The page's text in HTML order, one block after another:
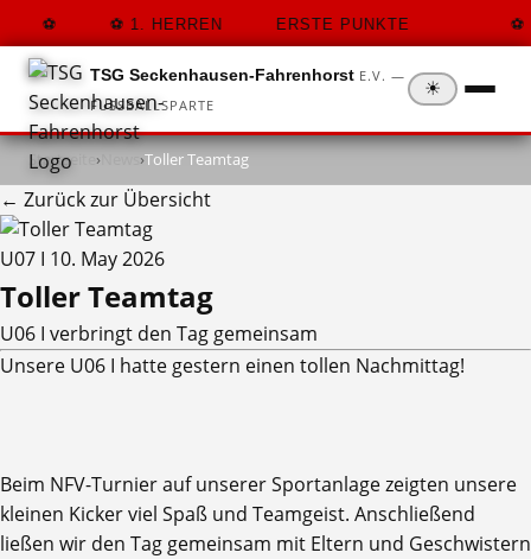
1. HERREN ERSTE PUNKTE
TSG Seckenhausen-Fahrenhorst E.V. —
FUSSBALLSPARTE
☀
Startseite › ›Toller Teamtag
← Zurück zur Übersicht
U07 I 10. May 2026
Toller Teamtag
U06 I verbringt den Tag gemeinsam
Unsere U06 I hatte gestern einen tollen Nachmittag!
Beim NFV-Turnier auf unserer Sportanlage zeigten unsere
kleinen Kicker viel Spaß und Teamgeist. Anschließend
ließen wir den Tag gemeinsam mit Eltern und Geschwistern